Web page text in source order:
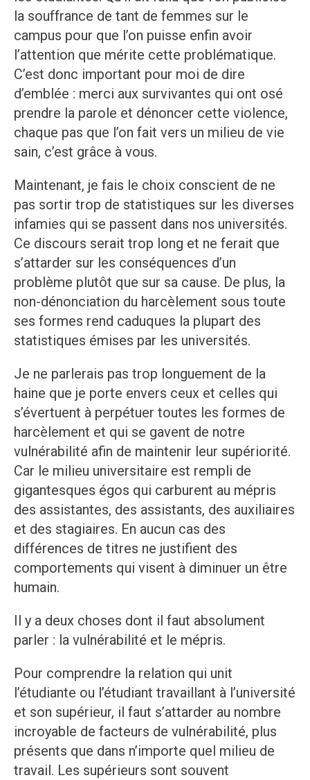
la souffrance de tant de femmes sur le
campus pour que l’on puisse enfin avoir
l’attention que mérite cette problématique.
C’est donc important pour moi de dire
d’emblée : merci aux survivantes qui ont osé
prendre la parole et dénoncer cette violence,
chaque pas que l’on fait vers un milieu de vie
sain, c’est grâce à vous.
Maintenant, je fais le choix conscient de ne
pas sortir trop de statistiques sur les diverses
infamies qui se passent dans nos universités.
Ce discours serait trop long et ne ferait que
s’attarder sur les conséquences d’un
problème plutôt que sur sa cause. De plus, la
non-dénonciation du harcèlement sous toute
ses formes rend caduques la plupart des
statistiques émises par les universités.
Je ne parlerais pas trop longuement de la
haine que je porte envers ceux et celles qui
s’évertuent à perpétuer toutes les formes de
harcèlement et qui se gavent de notre
vulnérabilité afin de maintenir leur supériorité.
Car le milieu universitaire est rempli de
gigantesques égos qui carburent au mépris
des assistantes, des assistants, des auxiliaires
et des stagiaires. En aucun cas des
différences de titres ne justifient des
comportements qui visent à diminuer un être
humain.
Il y a deux choses dont il faut absolument
parler : la vulnérabilité et le mépris.
Pour comprendre la relation qui unit
l’étudiante ou l’étudiant travaillant à l’université
et son supérieur, il faut s’attarder au nombre
incroyable de facteurs de vulnérabilité, plus
présents que dans n’importe quel milieu de
travail. Les supérieurs sont souvent